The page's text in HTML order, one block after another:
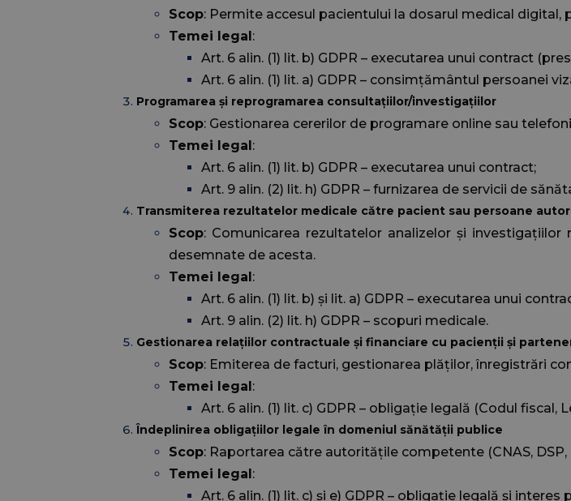
Scop: Permite accesul pacientului la dosarul medical
Temei legal:
Art. 6 alin. (1) lit. b) GDPR – executarea unui contract
Art. 6 alin. (1) lit. a) GDPR – consimțământul persoanei
Programarea și reprogramarea consultațiilor/investigațiilor
Scop: Gestionarea cererilor de programare online sau
Temei legal:
Art. 6 alin. (1) lit. b) GDPR – executarea unui contract;
Art. 9 alin. (2) lit. h) GDPR – furnizarea de servicii de
Transmiterea rezultatelor medicale către pacient sau persoane
Scop: Comunicarea rezultatelor analizelor și
desemnate de acesta.
Temei legal:
Art. 6 alin. (1) lit. b) și lit. a) GDPR – executarea unui
Art. 9 alin. (2) lit. h) GDPR – scopuri medicale.
Gestionarea relațiilor contractuale și financiare cu pacienții și
Scop: Emiterea de facturi, gestionarea plăților, înregistrări
Temei legal:
Art. 6 alin. (1) lit. c) GDPR – obligație legală (Codul fiscal,
Îndeplinirea obligațiilor legale în domeniul sănătății publice
Scop: Raportarea către autoritățile competente (CNAS, DSP,
Temei legal:
Art. 6 alin. (1) lit. c) și e) GDPR – obligație legală și interes